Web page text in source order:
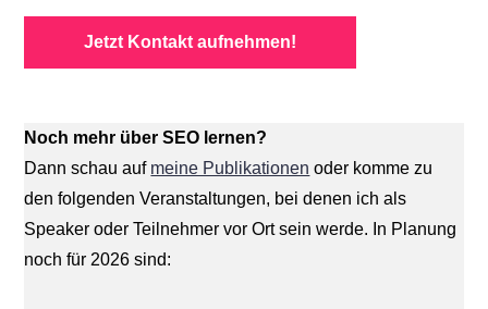
Jetzt Kontakt aufnehmen!
Noch mehr über SEO lernen?
Dann schau auf meine Publikationen oder komme zu
den folgenden Veranstaltungen, bei denen ich als
Speaker oder Teilnehmer vor Ort sein werde. In Planung
noch für 2026 sind: